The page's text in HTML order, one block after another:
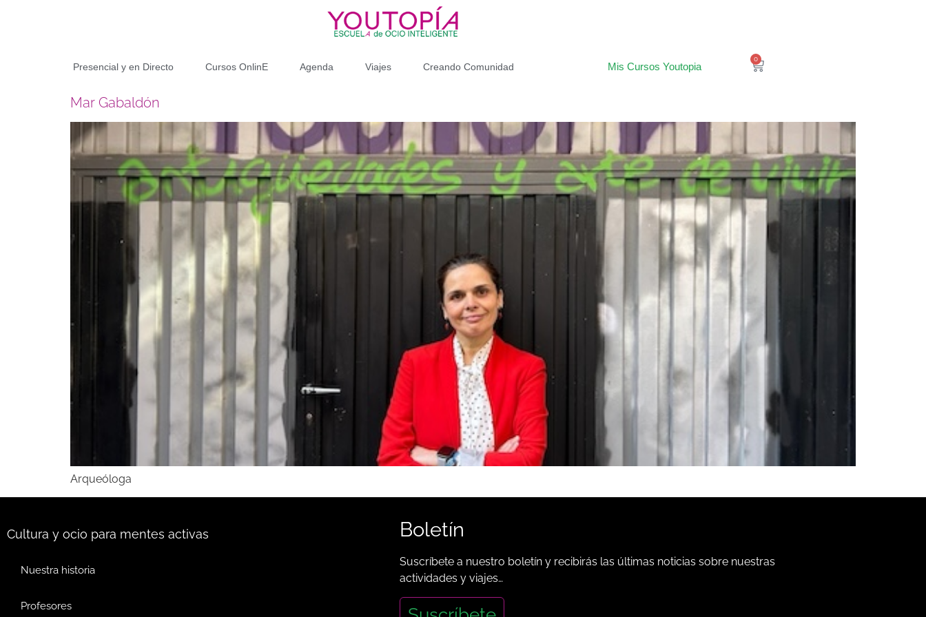
Presencial y en Directo Cursos OnlinE Agenda Viajes Creando Comunidad Mis Cursos Youtopia
0
Mar Gabaldón
Arqueóloga
Cultura y ocio para mentes activas
Nuestra historia
Profesores
Boletín
Suscríbete a nuestro boletín y recibirás las últimas noticias sobre nuestras
actividades y viajes…